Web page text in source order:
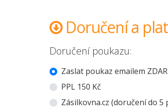
Doručení a
Doručení poukazu:
Zaslat poukaz emailem
PPL 150 Kč
Zásilkovna.cz (doručení do 5